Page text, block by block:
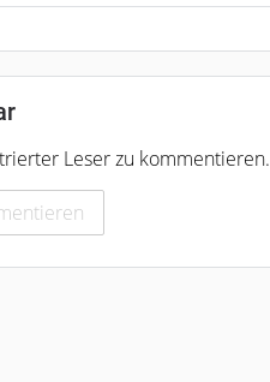
Leser zu kommentieren.